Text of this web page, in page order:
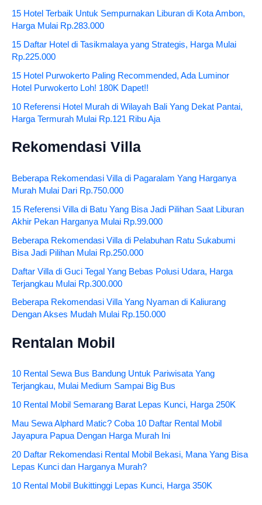
15 Hotel Terbaik Untuk Sempurnakan Liburan di Kota Ambon,
Harga Mulai Rp.283.000
15 Daftar Hotel di Tasikmalaya yang Strategis, Harga Mulai
Rp.225.000
15 Hotel Purwokerto Paling Recommended, Ada Luminor
Hotel Purwokerto Loh! 180K Dapet!!
10 Referensi Hotel Murah di Wilayah Bali Yang Dekat Pantai,
Harga Termurah Mulai Rp.121 Ribu Aja
Rekomendasi Villa
Beberapa Rekomendasi Villa di Pagaralam Yang Harganya
Murah Mulai Dari Rp.750.000
15 Referensi Villa di Batu Yang Bisa Jadi Pilihan Saat Liburan
Akhir Pekan Harganya Mulai Rp.99.000
Beberapa Rekomendasi Villa di Pelabuhan Ratu Sukabumi
Bisa Jadi Pilihan Mulai Rp.250.000
Daftar Villa di Guci Tegal Yang Bebas Polusi Udara, Harga
Terjangkau Mulai Rp.300.000
Beberapa Rekomendasi Villa Yang Nyaman di Kaliurang
Dengan Akses Mudah Mulai Rp.150.000
Rentalan Mobil
10 Rental Sewa Bus Bandung Untuk Pariwisata Yang
Terjangkau, Mulai Medium Sampai Big Bus
10 Rental Mobil Semarang Barat Lepas Kunci, Harga 250K
Mau Sewa Alphard Matic? Coba 10 Daftar Rental Mobil
Jayapura Papua Dengan Harga Murah Ini
20 Daftar Rekomendasi Rental Mobil Bekasi, Mana Yang Bisa
Lepas Kunci dan Harganya Murah?
10 Rental Mobil Bukittinggi Lepas Kunci, Harga 350K